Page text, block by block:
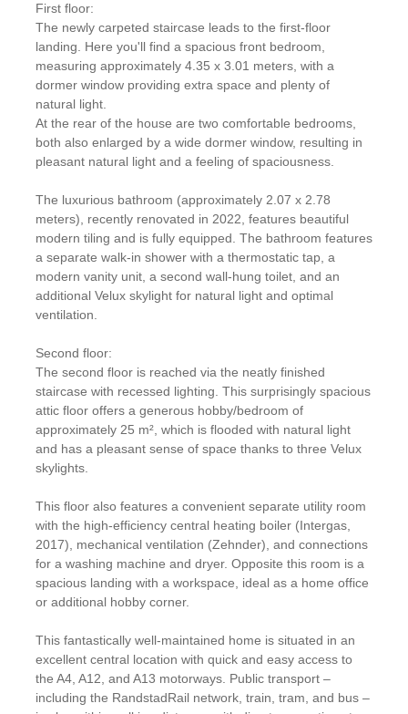
First floor:
The newly carpeted staircase leads to the first-floor
landing. Here you'll find a spacious front bedroom,
measuring approximately 4.35 x 3.01 meters, with a
dormer window providing extra space and plenty of
natural light.
At the rear of the house are two comfortable bedrooms,
both also enlarged by a wide dormer window, resulting in
pleasant natural light and a feeling of spaciousness.
The luxurious bathroom (approximately 2.07 x 2.78
meters), recently renovated in 2022, features beautiful
modern tiling and is fully equipped. The bathroom features
a separate walk-in shower with a thermostatic tap, a
modern vanity unit, a second wall-hung toilet, and an
additional Velux skylight for natural light and optimal
ventilation.
Second floor:
The second floor is reached via the neatly finished
staircase with recessed lighting. This surprisingly spacious
attic floor offers a generous hobby/bedroom of
approximately 25 m², which is flooded with natural light
and has a pleasant sense of space thanks to three Velux
skylights.
This floor also features a convenient separate utility room
with the high-efficiency central heating boiler (Intergas,
2017), mechanical ventilation (Zehnder), and connections
for a washing machine and dryer. Opposite this room is a
spacious landing with a workspace, ideal as a home office
or additional hobby corner.
This fantastically well-maintained home is situated in an
excellent central location with quick and easy access to
the A4, A12, and A13 motorways. Public transport –
including the RandstadRail network, train, tram, and bus –